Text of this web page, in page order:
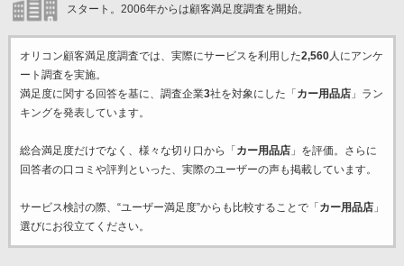
スタート。2006年からは顧客満足度調査を開始。
オリコン顧客満足度調査では、実際にサービスを利用した2,560人にアンケ
ート調査を実施。
満足度に関する回答を基に、調査企業3社を対象にした「 カー用品店」ラン
キングを発表しています。
総合満足度だけでなく、様々な切り口から「 カー用品店」を評価。さらに
回答者の口コミや評判といった、実際のユーザーの声も掲載しています。
サービス検討の際、“ユーザー満足度”からも比較することで「 カー用品店」
選びにお役立てください。